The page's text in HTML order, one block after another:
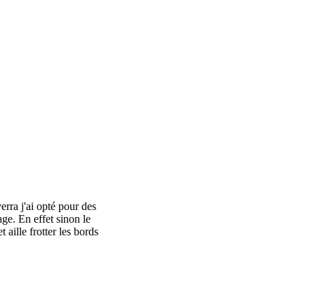
j'ai opté pour des
En effet sinon le
aille frotter les bords